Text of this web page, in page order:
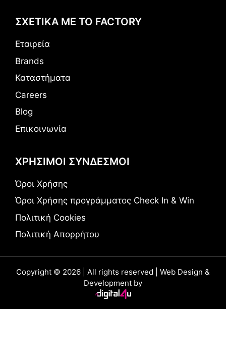
ΣΧΕΤΙΚΑ ΜΕ ΤΟ FACTORY
Εταιρεία
Brands
Καταστήματα
Careers
Blog
Επικοινωνία
ΧΡΗΣΙΜΟΙ ΣΥΝΔΕΣΜΟΙ
Όροι Χρήσης
Όροι Χρήσης προγράμματος Check In & Win
Πολιτική Cookies
Πολιτική Απορρήτου
Copyright © 2026 | All rights reserved | Web Design &
Development by